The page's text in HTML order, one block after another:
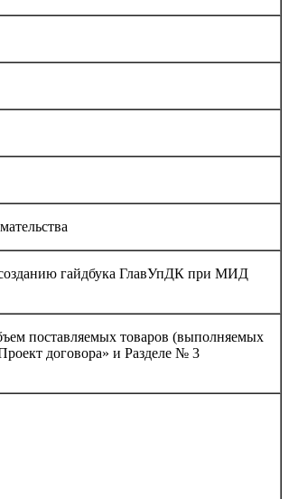
созданию гайдбука ГлавУпДК при МИД
поставляемых товаров (выполняемых
договора» и Разделе № 3